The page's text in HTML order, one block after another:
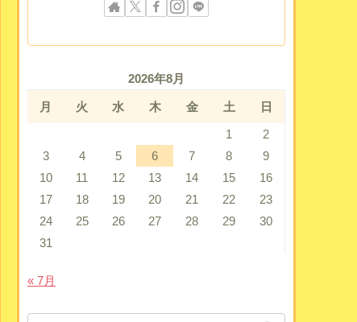
2026年8月
月 火 水 木 金 土
日
1
2
3
4 5 6 7 8
9
10
11 12 13 14 15
16
17
18 19 20 21 22
23
24
25 26 27 28 29
30
31
« 7月